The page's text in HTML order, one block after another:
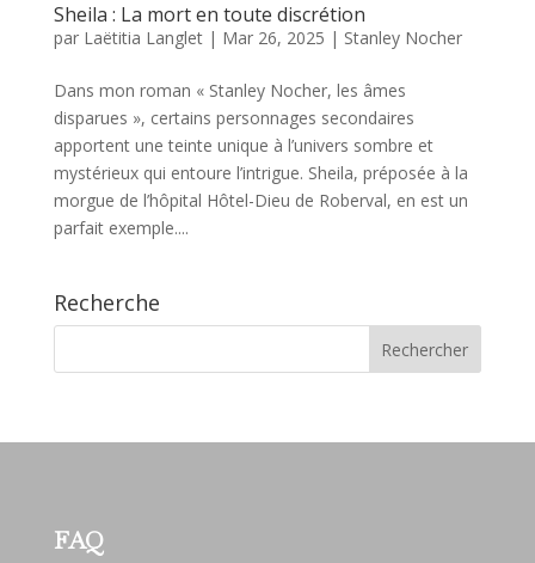
Sheila : La mort en toute discrétion
par Laëtitia Langlet| Mar 26, 2025 | Stanley Nocher
Dans mon roman « Stanley Nocher, les âmes
disparues », certains personnages secondaires
apportent une teinte unique à l’univers sombre et
mystérieux qui entoure l’intrigue. Sheila, préposée à la
morgue de l’hôpital Hôtel-Dieu de Roberval, en est un
parfait exemple....
Recherche
FAQ